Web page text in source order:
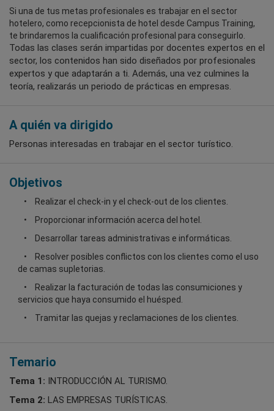
Si una de tus metas profesionales es trabajar en el sector
hotelero, como recepcionista de hotel desde Campus Training,
te brindaremos la cualificación profesional para conseguirlo.
Todas las clases serán impartidas por docentes expertos en el
sector, los contenidos han sido diseñados por profesionales
expertos y que adaptarán a ti. Además, una vez culmines la
teoría, realizarás un periodo de prácticas en empresas.
A quién va dirigido
Personas interesadas en trabajar en el sector turístico.
Objetivos
Realizar el check-in y el check-out de los clientes.
Proporcionar información acerca del hotel.
Desarrollar tareas administrativas e informáticas.
Resolver posibles conflictos con los clientes como el uso
de camas supletorias.
Realizar la facturación de todas las consumiciones y
servicios que haya consumido el huésped.
Tramitar las quejas y reclamaciones de los clientes.
Temario
Tema 1: INTRODUCCIÓN AL TURISMO.
Tema 2: LAS EMPRESAS TURÍSTICAS.